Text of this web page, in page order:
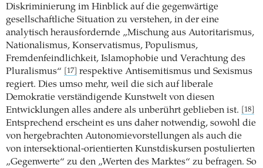
Diskriminierung im Hinblick auf die gegenwärtige
gesellschaftliche Situation zu verstehen, in der eine
analytisch herausfordernde „Mischung aus Autoritarismus,
Nationalismus, Konservatismus, Populismus,
Fremdenfeindlichkeit, Islamophobie und Verachtung des
Pluralismus“
[17]
respektive Antisemitismus und Sexismus
regiert. Dies umso mehr, weil die sich auf liberale
Demokratie verständigende Kunstwelt von diesen
Entwicklungen alles andere als unberührt geblieben ist.
[18]
Entsprechend erscheint es uns daher notwendig, sowohl die
von hergebrachten Autonomievorstellungen als auch die
von intersektional-orientierten Kunstdiskursen postulierten
„Gegenwerte“ zu den „Werten des Marktes“ zu befragen. So